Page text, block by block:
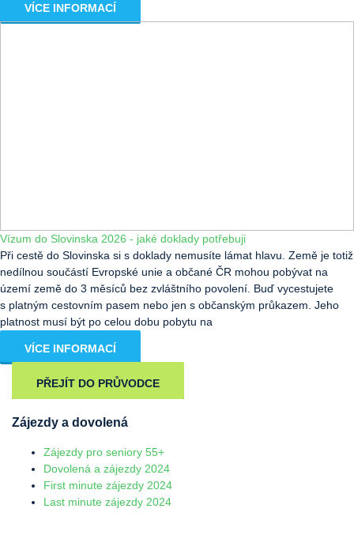
VÍCE INFORMACÍ
Vízum do Slovinska 2026 - jaké doklady potřebuji
Při cestě do Slovinska si s doklady nemusíte lámat hlavu. Země je totiž
nedílnou součástí Evropské unie a občané ČR mohou pobývat na
území země do 3 měsíců bez zvláštního povolení. Buď vycestujete
s platným cestovním pasem nebo jen s občanským průkazem. Jeho
platnost musí být po celou dobu pobytu na
VÍCE INFORMACÍ
PŘEJÍT DO PRŮVODCE
Zájezdy a dovolená
Zájezdy pro seniory 55+
Dovolená a zájezdy 2024
First minute zájezdy 2024
Last minute zájezdy 2024